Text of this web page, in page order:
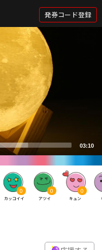
発券コード登録
0
カッコイイ
0
アツイ
0
キュン